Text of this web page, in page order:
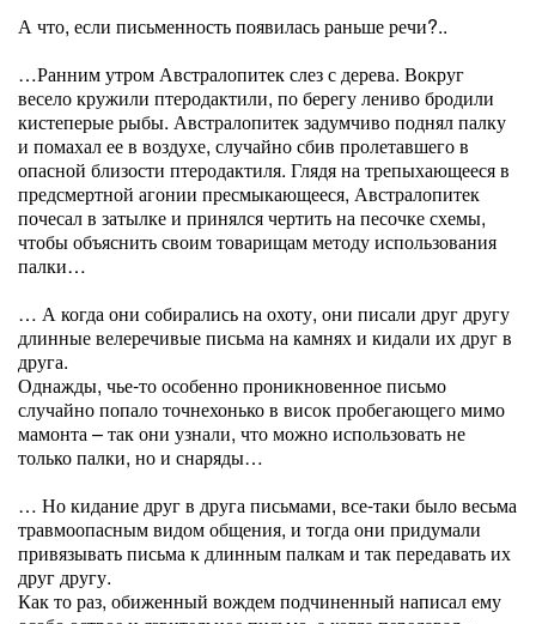
А что, если письменность появилась раньше речи?..
…Ранним утром Австралопитек слез с дерева. Вокруг
весело кружили птеродактили, по берегу лениво бродили
кистеперые рыбы. Австралопитек задумчиво поднял палку
и помахал ее в воздухе, случайно сбив пролетавшего в
опасной близости птеродактиля. Глядя на трепыхающееся в
предсмертной агонии пресмыкающееся, Австралопитек
почесал в затылке и принялся чертить на песочке схемы,
чтобы объяснить своим товарищам методу использования
палки…
… А когда они собирались на охоту, они писали друг другу
длинные велеречивые письма на камнях и кидали их друг в
друга.
Однажды, чье-то особенно проникновенное письмо
случайно попало точнехонько в висок пробегающего мимо
мамонта – так они узнали, что можно использовать не
только палки, но и снаряды…
… Но кидание друг в друга письмами, все-таки было весьма
травмоопасным видом общения, и тогда они придумали
привязывать письма к длинным палкам и так передавать их
друг другу.
Как то раз, обиженный вождем подчиненный написал ему